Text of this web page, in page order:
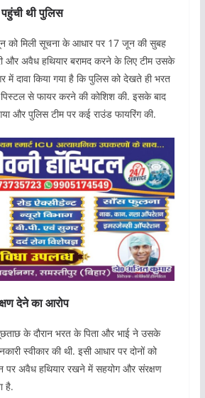
थी पुलिस
को मिली सूचना के आधार पर 17 जून की सुबह
और अवैध हथियार बरामद करने के लिए टीम उसके
दावा किया गया है कि पुलिस को देखते ही भरत
पिस्टल से फायर करने की कोशिश की. इसके बाद
और पुलिस टीम पर कई राउंड फायरिंग की.
देने का आरोप
के दौरान भरत के पिता और भाई ने उसके
स्वीकार की थी. इसी आधार पर दोनों को
पर अवैध हथियार रखने में सहयोग और संरक्षण
है.